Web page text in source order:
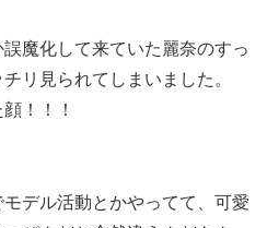
魔化して来ていた麗奈のすっ
リ見られてしまいました。
！！！
デル活動とかやってて、可愛